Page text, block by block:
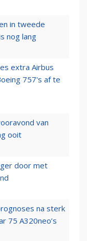
in tweede
nog lang
extra Airbus
757's af te
van
ooit
door met
na sterk
75 A320neo’s